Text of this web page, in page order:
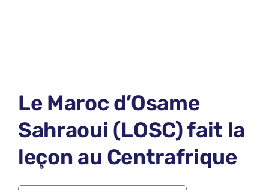
NOUS
NOUS
Le Maroc d’Osame
Sahraoui (LOSC) fait la
leçon au Centrafrique